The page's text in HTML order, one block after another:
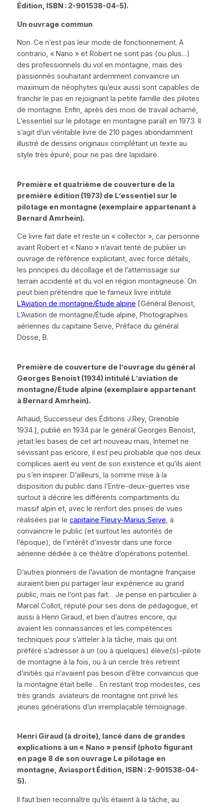
Édition, ISBN : 2-901538-04-5).
Un ouvrage commun
Non. Ce n’est pas leur mode de fonctionnement. A
contrario, « Nano »et Robert ne sont pas (ou plus…)
des professionnels du vol en montagne, mais des
passionnés souhaitant ardemment convaincre un
maximum de néophytes qu’eux aussi sont capables de
franchir le pas en rejoignant la petite famille des pilotes
de montagne. Enfin, après des mois de travail acharné,
L’essentiel sur le pilotage en montagne paraît en 1973. Il
s’agit d’un véritable livre de 210 pages abondamment
illustré de dessins originaux complétant un texte au
style très épuré, pour ne pas dire lapidaire.
Première et quatrième de couverture de la
première édition (1973) de L’essentiel sur le
pilotage en montagne (exemplaire appartenant à
Bernard Amrhein).
Ce livre fait date et reste un « collector », car personne
avant Robert et « Nano »n’avait tenté de publier un
ouvrage de référence explicitant, avec force détails,
les principes du décollage et de l’atterrissage sur
terrain accidenté et du vol en région montagneuse. On
peut bien prétendre que le fameux livre intitulé
L’Aviation de montagne/Étude alpine [Général Benoist,
L’Aviation de montagne/Étude alpine, Photographies
aériennes du capitaine Seive, Préface du général
Dosse, B.
Première de couverture de l’ouvrage du général
Georges Benoist (1934) intitulé L’aviation de
montagne/Étude alpine (exemplaire appartenant
à Bernard Amrhein).
Arhaud, Successeur des Éditions J.Rey, Grenoble
1934.], publié en 1934 par le général Georges Benoist,
jetait les bases de cet art nouveau mais, Internet ne
sévissant pas encore, il est peu probable que nos deux
complices aient eu vent de son existence et qu’ils aient
pu s’en inspirer. D’ailleurs, la somme mise à la
disposition du public dans l’Entre-deux-guerres vise
surtout à décrire les différents compartiments du
massif alpin et, avec le renfort des prises de vues
réalisées par le capitaine Fleury-Marius Seive, à
convaincre le public (et surtout les autorités de
l’époque), de l’intérêt d’investir dans une force
aérienne dédiée à ce théâtre d’opérations potentiel.
D’autres pionniers de l’aviation de montagne française
auraient bien pu partager leur expérience au grand
public, mais ne l’ont pas fait… Je pense en particulier à
Marcel Collot, réputé pour ses dons de pédagogue, et
aussi à Henri Giraud, et bien d’autres encore, qui
avaient les connaissances et les compétences
techniques pour s’atteler à la tâche, mais qui ont
préféré s’adresser à un (ou à quelques) élève(s)-pilote
de montagne à la fois, ou à un cercle très retreint
d’initiés qui n’avaient pas besoin d’être convaincus que
la montagne était belle… En restant trop modestes, ces
très grands aviateurs de montagne ont privé les
jeunes générations d’un irremplaçable témoignage.
Henri Giraud (à droite), lancé dans de grandes
explications à un« Nano » pensif (photo figurant
en page 8 de son ouvrage Le pilotage en
montagne, Aviasport Édition, ISBN : 2-901538-04-
5).
Il faut bien reconnaître qu’ils étaient à la tâche, au